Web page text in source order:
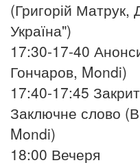
(Григорій Матрук,
Україна")
17:30-17-40
Гончаров, Mondi)
17:40-17:45
Заключне слово
Mondi)
18:00 Вечеря